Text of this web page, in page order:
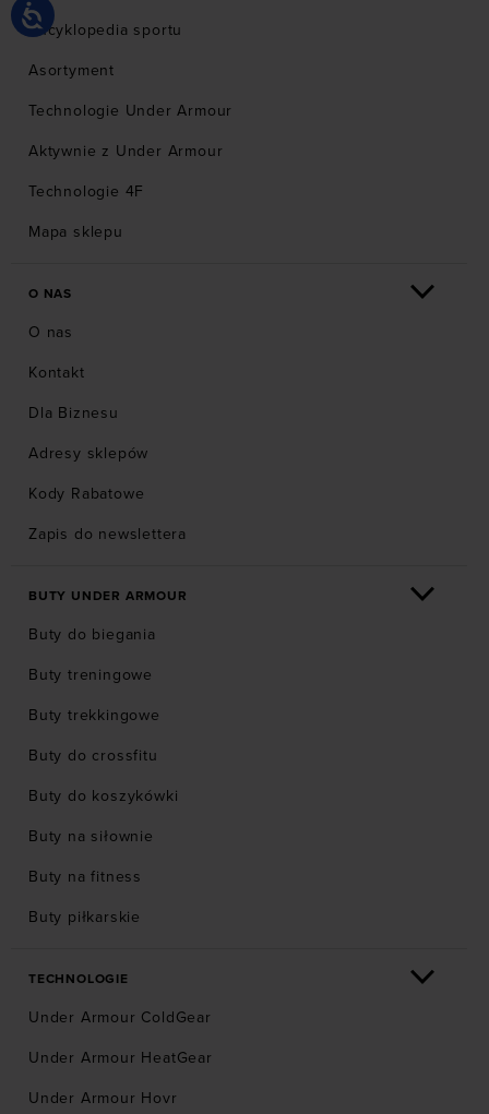
Encyklopedia sportu
Asortyment
Technologie Under Armour
Aktywnie z Under Armour
Technologie 4F
Mapa sklepu
O NAS
O nas
Kontakt
Dla Biznesu
Adresy sklepów
Kody Rabatowe
Zapis do newslettera
BUTY UNDER ARMOUR
Buty do biegania
Buty treningowe
Buty trekkingowe
Buty do crossfitu
Buty do koszykówki
Buty na siłownie
Buty na fitness
Buty piłkarskie
TECHNOLOGIE
Under Armour ColdGear
Under Armour HeatGear
Under Armour Hovr